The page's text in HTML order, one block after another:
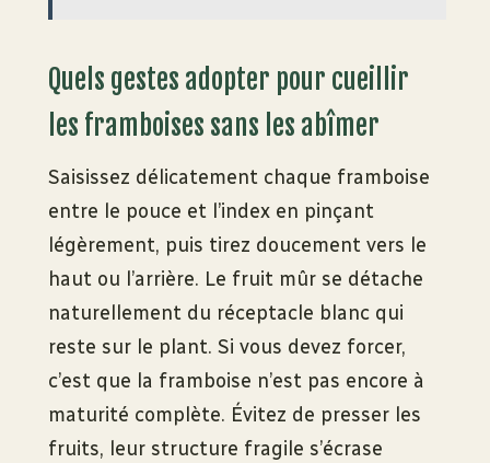
Quels gestes adopter pour cueillir
les framboises sans les abîmer
Saisissez délicatement chaque framboise
entre le pouce et l’index en pinçant
légèrement, puis tirez doucement vers le
haut ou l’arrière. Le fruit mûr se détache
naturellement du réceptacle blanc qui
reste sur le plant. Si vous devez forcer,
c’est que la framboise n’est pas encore à
maturité complète. Évitez de presser les
fruits, leur structure fragile s’écrase